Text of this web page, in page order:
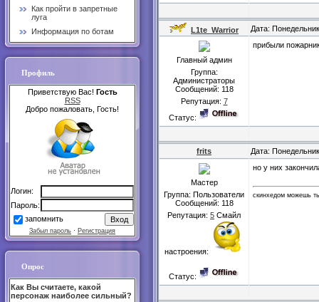
Как пройти в запретные
луга
Информация по ботам
Профиль
Приветствую Вас! Гость
RSS
Добро пожаловать, Гость!
Логин:
Пароль:
запомнить
Забыл пароль · Регистрация
Опрос
Как Вы считаете, какой
персонаж наиболее сильный?
L1te_Warrior Дата:
Главный админ
Группа:
Администраторы
Сообщений: 118
Репутация: 7
Статус:
прибыли
frits Дата:
Мастер
Группа: Пользователи
Сообщений: 118
Репутация: 5 Смайл
настроения:
Статус:
но у них
скинхедом можешь